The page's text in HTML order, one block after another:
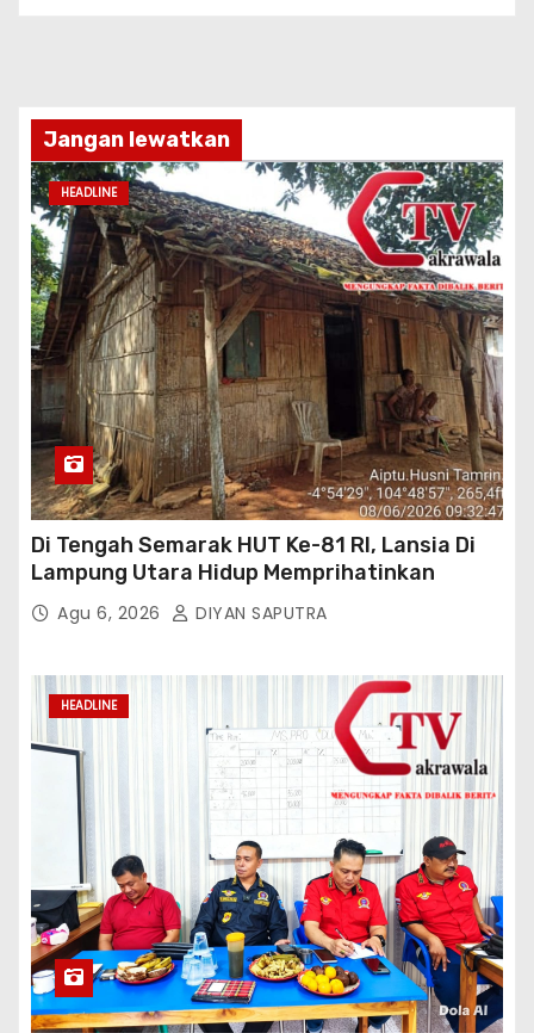
Jangan lewatkan
HEADLINE
Di Tengah Semarak HUT Ke-81 RI, Lansia Di
Lampung Utara Hidup Memprihatinkan
Agu 6, 2026 DIYAN SAPUTRA
HEADLINE